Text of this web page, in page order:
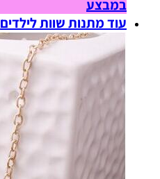
במבצע
עוד מתנות שוות לילדים